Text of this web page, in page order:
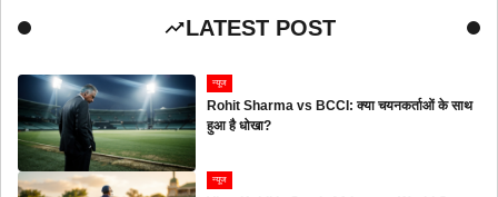
LATEST POST
न्यूज
Rohit Sharma vs BCCI: क्या चयनकर्ताओं के साथ
हुआ है धोखा?
न्यूज